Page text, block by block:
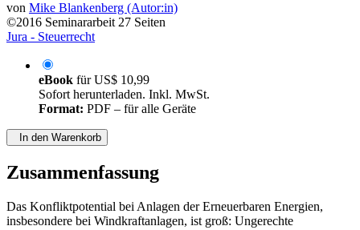
von Mike Blankenberg (Autor:in)
©2016 Seminararbeit 27 Seiten
Jura - Steuerrecht
eBook fürUS$ 10,99
Sofort herunterladen. Inkl. MwSt.
Format: PDF – für alle Geräte
In den Warenkorb
Zusammenfassung
Das Konfliktpotential bei Anlagen der Erneuerbaren Energien,
insbesondere bei Windkraftanlagen, ist groß: Ungerechte